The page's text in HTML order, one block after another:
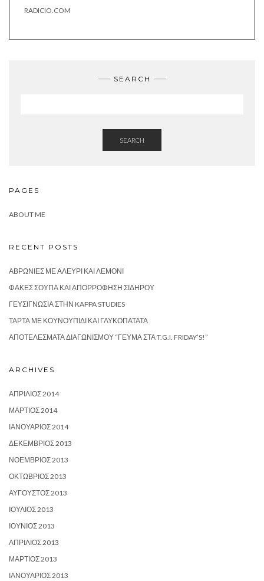
RADICIO.COM
SEARCH
SEARCH
PAGES
ABOUT ME
RECENT POSTS
ΑΒΡΩΝΙΈΣ ΜΕ ΑΛΕΎΡΙ ΚΑΙ ΛΕΜΌΝΙ
ΦΑΚΈΣ ΣΟΎΠΑ ΚΑΙ ΑΠΟΡΡΌΦΗΣΗ ΣΙΔΉΡΟΥ
ΓΕΥΣΙΓΝΩΣΊΑ ΣΤΗΝ KAPPA STUDIES
ΤΆΡΤΑ ΜΕ ΚΟΥΝΟΥΠΊΔΙ ΚΑΙ ΓΛΥΚΟΠΑΤΆΤΑ
ΑΠΟΤΕΛΈΣΜΑΤΑ ΔΙΑΓΩΝΙΣΜΟΎ “ΓΕΎΜΑ ΣΤΑ T.G.I. FRIDAY’S!”
ARCHIVES
ΑΠΡΊΛΙΟΣ 2014
ΜΆΡΤΙΟΣ 2014
ΙΑΝΟΥΆΡΙΟΣ 2014
ΔΕΚΈΜΒΡΙΟΣ 2013
ΝΟΈΜΒΡΙΟΣ 2013
ΟΚΤΏΒΡΙΟΣ 2013
ΑΎΓΟΥΣΤΟΣ 2013
ΙΟΎΛΙΟΣ 2013
ΙΟΎΝΙΟΣ 2013
ΑΠΡΊΛΙΟΣ 2013
ΜΆΡΤΙΟΣ 2013
ΙΑΝΟΥΆΡΙΟΣ 2013